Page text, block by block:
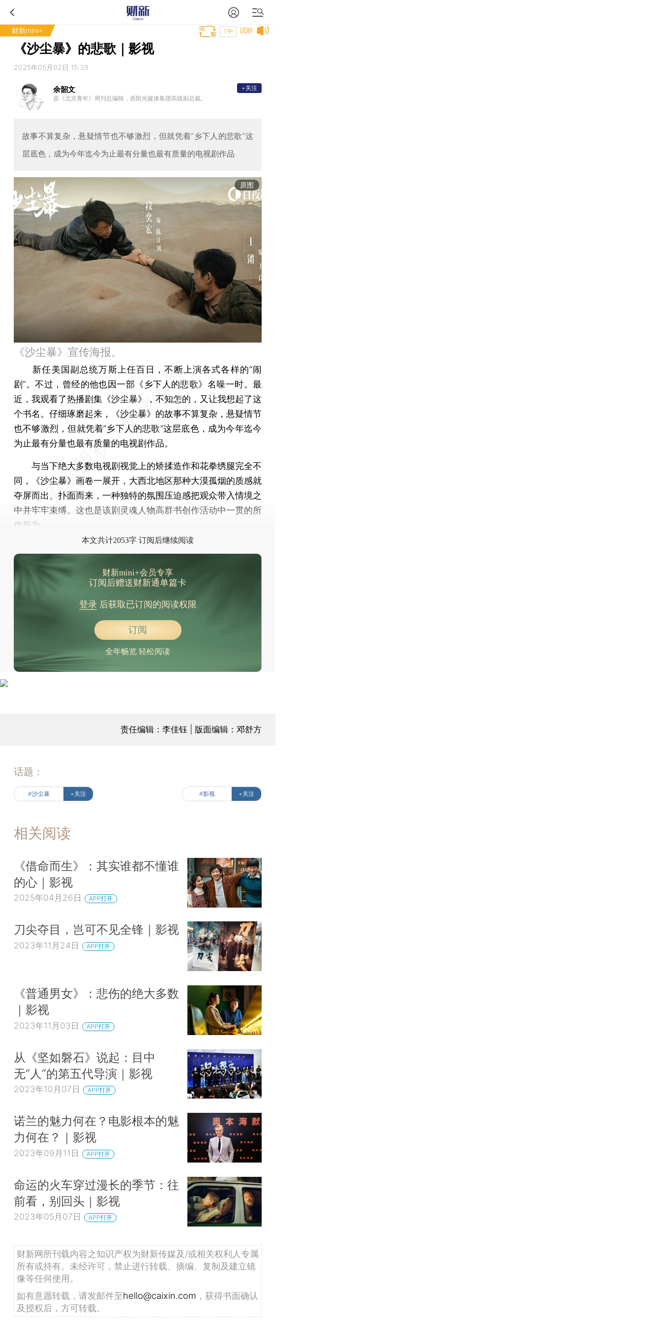
财新mini+ 试听
T中
《沙尘暴》的悲歌｜影视
2025年05月02日 15:39
余韶文
原《北京青年》周刊总编辑，原阳光媒体集团高级副总裁。
+关注
故事不算复杂，悬疑情节也不够激烈，但就凭着“乡下人的悲歌”这
层底色，成为今年迄今为止最有分量也最有质量的电视剧作品
原图
《沙尘暴》宣传海报。
新任美国副总统万斯上任百日，不断上演各式各样的“闹
剧”。不过，曾经的他也因一部《乡下人的悲歌》名噪一时。最
近，我观看了热播剧集《沙尘暴》，不知怎的，又让我想起了这
个书名。仔细琢磨起来，《沙尘暴》的故事不算复杂，悬疑情节
也不够激烈，但就凭着“乡下人的悲歌”这层底色，成为今年迄今
为止最有分量也最有质量的电视剧作品。
与当下绝大多数电视剧视觉上的矫揉造作和花拳绣腿完全不
同，《沙尘暴》画卷一展开，大西北地区那种大漠孤烟的质感就
夺屏而出、扑面而来，一种独特的氛围压迫感把观众带入情境之
中并牢牢束缚。这也是该剧灵魂人物高群书创作活动中一贯的所
作所为。
本文共计2053字 订阅后继续阅读
财新mini+会员专享
订阅后赠送财新通单篇卡
登录后获取已订阅的阅读权限
订阅
全年畅览 轻松阅读
责任编辑：李佳钰 | 版面编辑：邓舒方
话题：
#沙尘暴 +关注 #影视 +关注
相关阅读
《借命而生》：其实谁都不懂谁
的心｜影视
2025年04月26日 APP打开
刀尖夺目，岂可不见全锋｜影视
2023年11月24日 APP打开
《普通男女》：悲伤的绝大多数
｜影视
2023年11月03日 APP打开
从《坚如磐石》说起：目中
无“人”的第五代导演｜影视
2023年10月07日 APP打开
诺兰的魅力何在？电影根本的魅
力何在？｜影视
2023年09月11日 APP打开
命运的火车穿过漫长的季节：往
前看，别回头｜影视
2023年05月07日 APP打开
财新网所刊载内容之知识产权为财新传媒及/或相关权利人专属
所有或持有。未经许可，禁止进行转载、摘编、复制及建立镜
像等任何使用。
如有意愿转载，请发邮件至hello@caixin.com ，获得书面确认
及授权后，方可转载。